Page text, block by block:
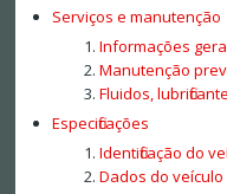
Serviços e manutenção
Informações
Manutenção
Fluidos,
Especificações
Identificação do
Dados do veículo